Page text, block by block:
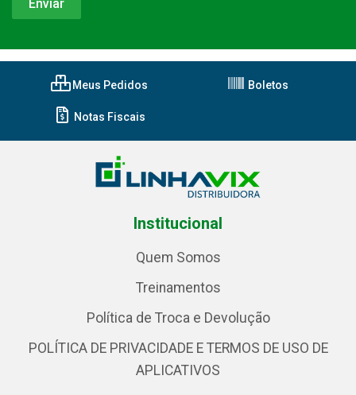
Meus Pedidos Boletos
Notas Fiscais
Institucional
Quem Somos
Treinamentos
Política de Troca e Devolução
POLÍTICA DE PRIVACIDADE E TERMOS DE USO DE
APLICATIVOS